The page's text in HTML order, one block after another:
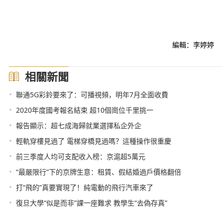
編輯：李婷婷
相關新聞
• 聯通5G彩鈴要來了：可播視頻，明年7月全面收費
• 2020年度國考報名結束 超10個崗位千里挑一
• 報告顯示：超七成海歸就業選擇私企外企
• 輕軌穿樓見過了 電梯穿橋見過嗎？這種操作很重慶
• 前三季度人均可支配收入榜：京滬超5萬元
• “最嚴限行”下的京牌生意：租賃、假結婚過戶價格翻倍
• 打“飛的”真要實現了！純電動的飛行汽車來了
• 復旦大學“似是而非”課一座難求 教學生“去偽存真”